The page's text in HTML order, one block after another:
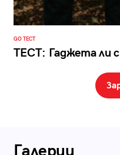
GO ТЕСТ
ТЕСТ: Гаджета ли